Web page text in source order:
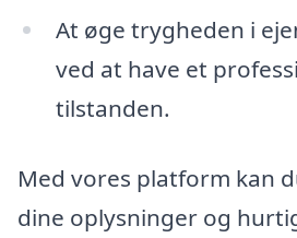
At øge trygheden i
ved at have et
tilstanden.
Med vores platform kan
dine oplysninger og